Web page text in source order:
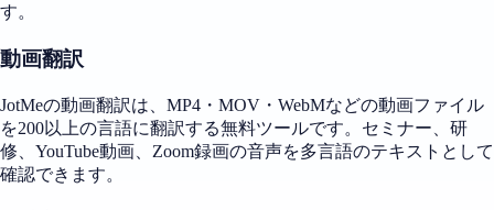
す。
動画翻訳
JotMeの動画翻訳は、MP4・MOV・WebMなどの動画ファイル
を200以上の言語に翻訳する無料ツールです。セミナー、研
修、YouTube動画、Zoom録画の音声を多言語のテキストとして
確認できます。